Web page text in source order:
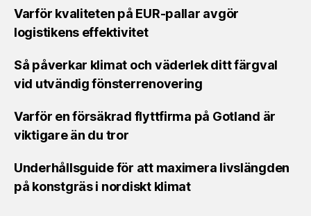
Varför kvaliteten på EUR-pallar avgör
logistikens effektivitet
Så påverkar klimat och väderlek ditt färgval
vid utvändig fönsterrenovering
Varför en försäkrad flyttfirma på Gotland är
viktigare än du tror
Underhållsguide för att maximera livslängden
på konstgräs i nordiskt klimat